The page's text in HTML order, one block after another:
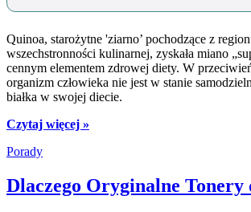
Quinoa, starożytne 'ziarno’ pochodzące z
wszechstronności kulinarnej, zyskała miano
cennym elementem zdrowej diety. W
organizm człowieka nie jest w stanie
białka w swojej diecie.
Czytaj więcej »
Porady
Dlaczego Oryginalne